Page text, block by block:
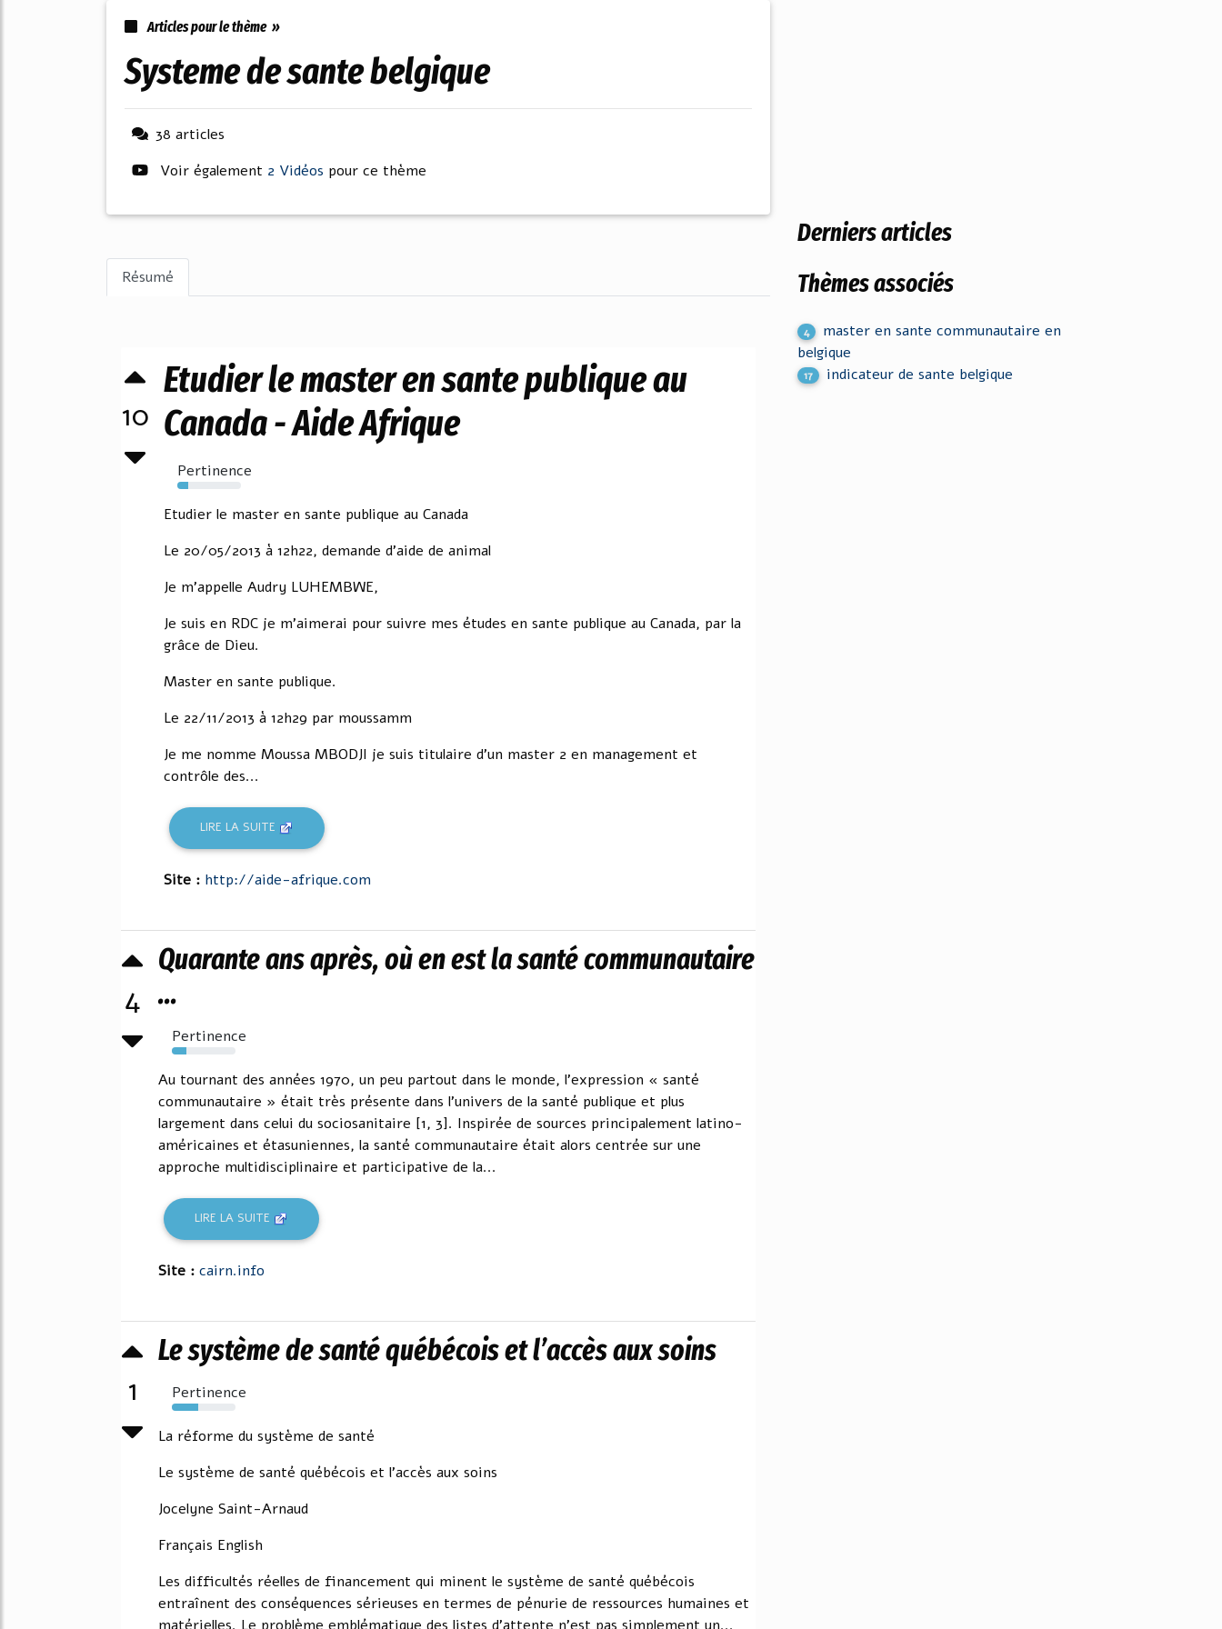
Articles pour le thème »
systeme de sante belgique
38 articles
Voir également 2 Vidéos pour ce thème
Résumé
10
Etudier le master en sante publique au
Canada - Aide Afrique
Pertinence
17%
Etudier le master en sante publique au Canada
Le 20/05/2013 à 12h22, demande d'aide de animal
Je m'appelle Audry LUHEMBWE,
Je suis en RDC je m'aimerai pour suivre mes études en sante publique au Canada, par la
grâce de Dieu.
Master en sante publique.
Le 22/11/2013 à 12h29 par moussamm
Je me nomme Moussa MBODJI je suis titulaire d'un master 2 en management et
contrôle des...
LIRE LA SUITE
Site : http://aide-afrique.com
4
Quarante ans après, où en est la santé communautaire
...
Pertinence
23%
Au tournant des années 1970, un peu partout dans le monde, l'expression « santé
communautaire » était très présente dans l'univers de la santé publique et plus
largement dans celui du sociosanitaire [1, 3]. Inspirée de sources principalement latino-
américaines et étasuniennes, la santé communautaire était alors centrée sur une
approche multidisciplinaire et participative de la...
LIRE LA SUITE
Site : cairn.info
1
Le système de santé québécois et l’accès aux soins
Pertinence
42%
La réforme du système de santé
Le système de santé québécois et l'accès aux soins
Jocelyne Saint-Arnaud
Français English
Les difficultés réelles de financement qui minent le système de santé québécois
entraînent des conséquences sérieuses en termes de pénurie de ressources humaines et
Derniers articles
Thèmes associés
4
master en sante communautaire en
belgique
17 indicateur de sante belgique